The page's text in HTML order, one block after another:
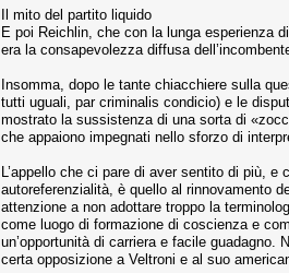
Il mito del partito liquido
E poi Reichlin, che con la lunga esperienza
era la consapevolezza diffusa
Insomma, dopo le tante chiacchiere sulla
tutti uguali, par criminalis condicio) e le
mostrato la sussistenza di una sorta di
che appaiono impegnati nello sforzo di
L’appello che ci pare di aver sentito di più,
autoreferenzialità, è quello al rinnovamento
attenzione a non adottare troppo la
come luogo di formazione di coscienza e
un’opportunità di carriera e facile
certa opposizione a Veltroni e al suo